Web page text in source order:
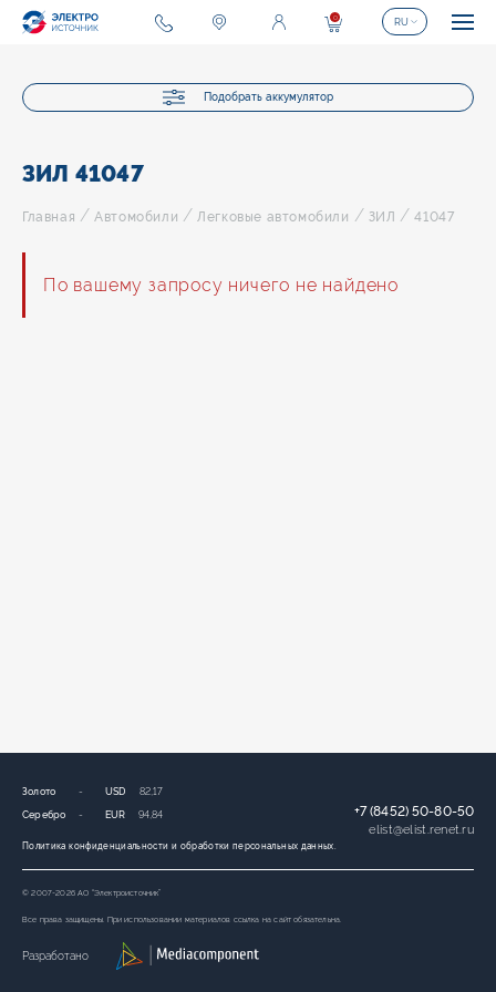
Подобрать аккумулятор
ЗИЛ 41047
Главная /Автомобили /Легковые автомобили / ЗИЛ /41047
По вашему запросу ничего не найдено
Политика конфиденциальности и обработки персональных данных.
Золото -
Серебро -
USD 82,17
EUR 94,84 +7 (8452) 50-80-50
elist@elist.renet.ru
© 2007-2026 АО “Электроисточник”
Все права защищены. При использовании материалов ссылка на сайт обязательна.
Разработано
0 RU